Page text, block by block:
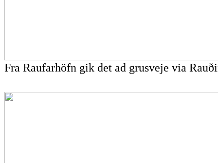
Fra Raufarhöfn gik det ad grusveje via